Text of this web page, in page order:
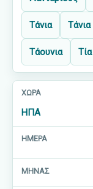
Τάνια Τάνια
Τάουνια Τία
ΗΠΑ